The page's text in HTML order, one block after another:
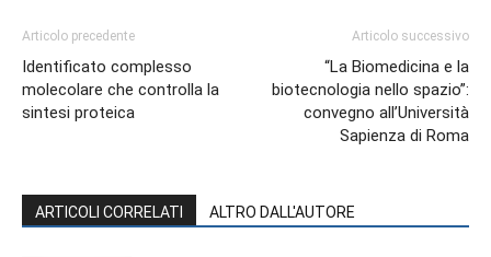
Articolo precedente
Identificato complesso
molecolare che controlla la
sintesi proteica
Articolo successivo
“La Biomedicina e la
biotecnologia nello spazio”:
convegno all’Università
Sapienza di Roma
ARTICOLI CORRELATI ALTRO DALL'AUTORE